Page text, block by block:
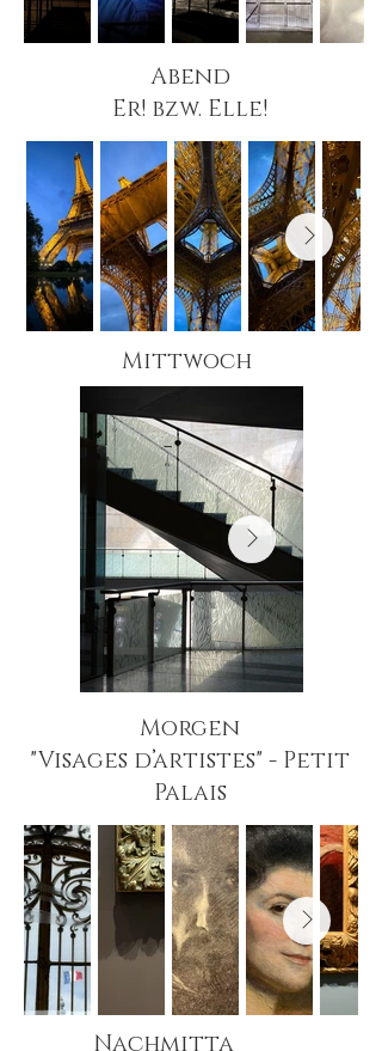
Abend
Er! bzw. Elle!
Mittwoch
Morgen
"Visages d’artistes" - Petit
Palais
Nachmitta